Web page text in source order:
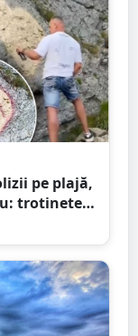
pe plajă,
trotinete
pe stânci